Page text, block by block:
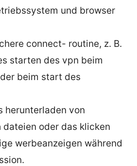
und browser
connect- routine, z. B.
starten des vpn beim
beim start des
herunterladen von
oder das klicken
werbeanzeigen während